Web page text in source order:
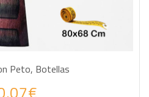
Peto, Botellas